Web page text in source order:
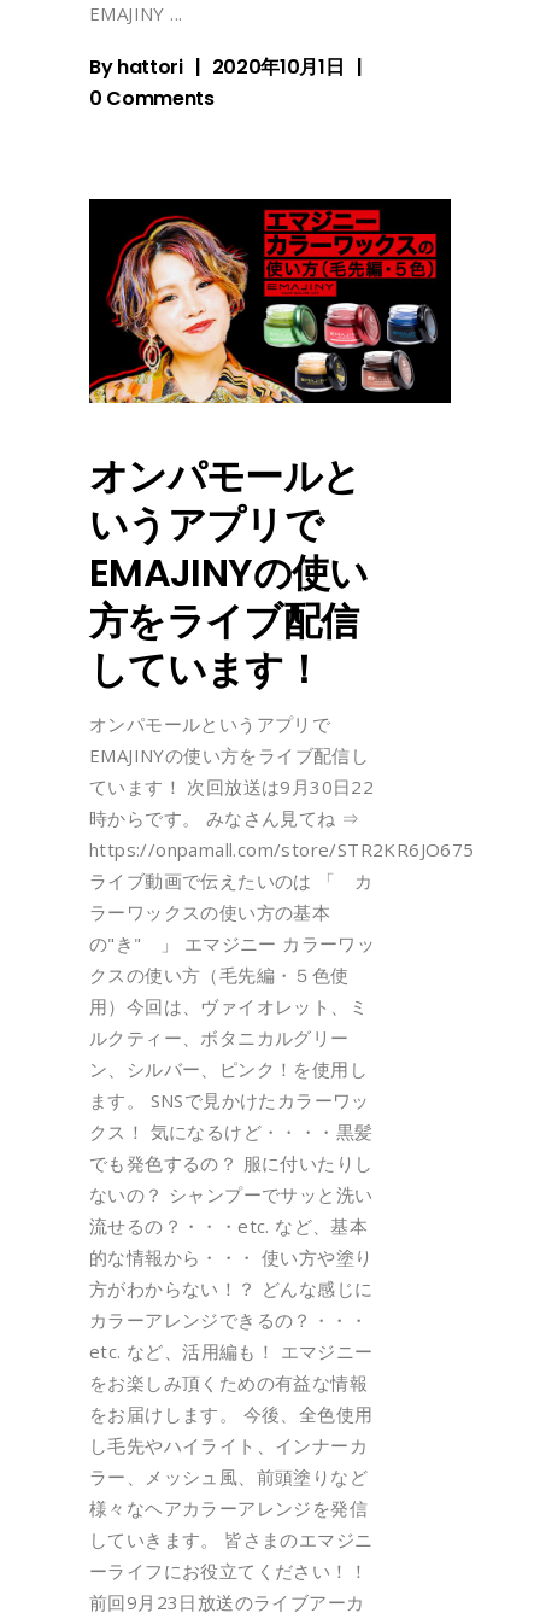
EMAJINY
Byhattori
2020年10月1日
0 Comments
オンパモールと
いうアプリで
EMAJINYの使い
方をライブ配信
しています！
オンパモールというアプリで
EMAJINYの使い方をライブ配信し
ています！ 次回放送は9月30日22
時からです。 みなさん見てね ⇒
https://onpamall.com/store/STR2KR6JO675
ライブ動画で伝えたいのは 「 カ
ラーワックスの使い方の基本
の"き" 」 エマジニー カラーワッ
クスの使い方（毛先編・５色使
用）今回は、ヴァイオレット、ミ
ルクティー、ボタニカルグリー
ン、シルバー、ピンク！を使用し
ます。 SNSで見かけたカラーワッ
クス！ 気になるけど・・・・黒髪
でも発色するの？ 服に付いたりし
ないの？ シャンプーでサッと洗い
流せるの？・・・etc. など、基本
的な情報から・・・ 使い方や塗り
方がわからない！？ どんな感じに
カラーアレンジできるの？・・・
etc. など、活用編も！ エマジニー
をお楽しみ頂くための有益な情報
をお届けします。 今後、全色使用
し毛先やハイライト、インナーカ
ラー、メッシュ風、前頭塗りなど
様々なヘアカラーアレンジを発信
していきます。 皆さまのエマジニ
ーライフにお役立てください！！
前回9月23日放送のライブアーカ